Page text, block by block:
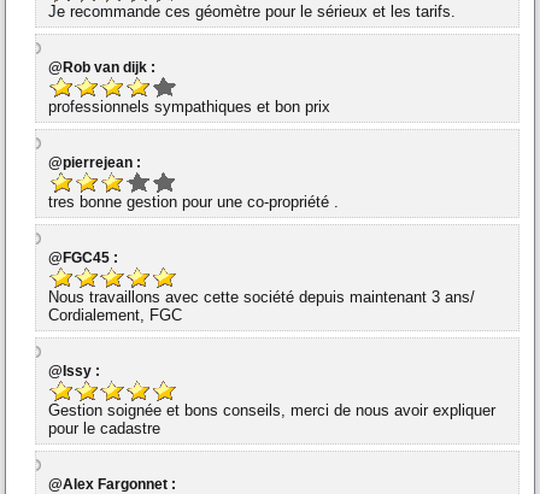
Je recommande ces géomètre pour le sérieux et les tarifs.
@Rob van dijk :
professionnels sympathiques et bon prix
@pierrejean :
tres bonne gestion pour une co-propriété .
@FGC45 :
Nous travaillons avec cette société depuis maintenant 3 ans/
Cordialement, FGC
@Issy :
Gestion soignée et bons conseils, merci de nous avoir expliquer
pour le cadastre
@Alex Fargonnet :